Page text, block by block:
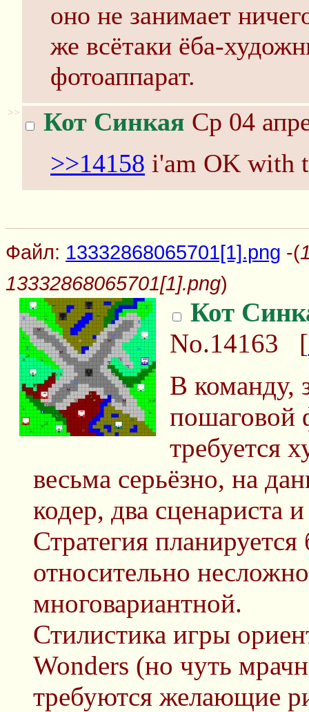
оно не занимает
же всётаки ёба-
фотоаппарат.
>> Кот Синкая Ср 04
>>14158 i'am OK with
Файл: 13332868065701[1].png -(
13332868065701[1].png)
Кот
No.14163 [
В команду,
пошаговой
требуется
весьма серьёзно, на
кодер, два сценариста
Стратегия
относительно
многовариантной.
Стилистика игры
Wonders (но чуть
требуются желающие